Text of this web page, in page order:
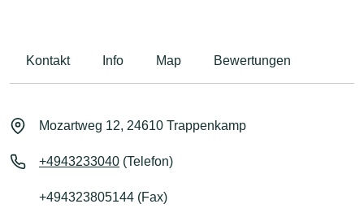
Kontakt Info Map Bewertungen
Mozartweg 12, 24610 Trappenkamp
+4943233040 (Telefon)
+494323805144 (Fax)